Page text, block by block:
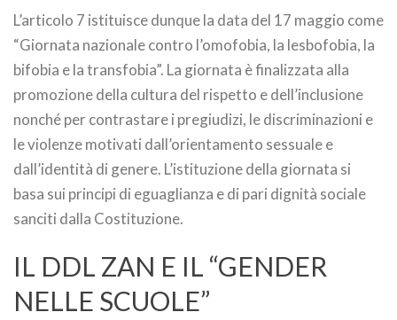
L’articolo 7 istituisce dunque la data del 17 maggio come
“Giornata nazionale contro l’omofobia, la lesbofobia, la
bifobia e la transfobia”. La giornata è finalizzata alla
promozione della cultura del rispetto e dell’inclusione
nonché per contrastare i pregiudizi, le discriminazioni e
le violenze motivati dall’orientamento sessuale e
dall’identità di genere. L’istituzione della giornata si
basa sui principi di eguaglianza e di pari dignità sociale
sanciti dalla Costituzione.
IL DDL ZAN E IL “GENDER
NELLE SCUOLE”